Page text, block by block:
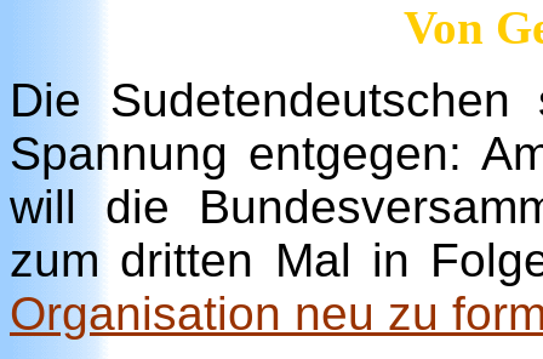
Von
Die
Spannung entgegen:
will die
zum dritten Mal in
Organisation neu zu